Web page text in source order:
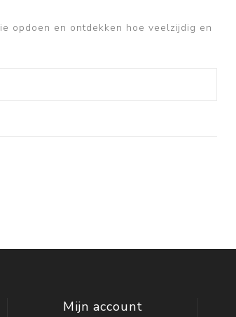
opdoen en ontdekken hoe veelzijdig en
Mijn account